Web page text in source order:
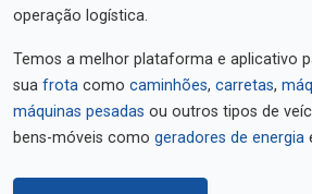
operação logística.
Temos a melhor plataforma e aplicativo
sua frota como caminhões, carretas,
máquinas pesadas ou outros tipos de
bens-móveis como geradores de energia